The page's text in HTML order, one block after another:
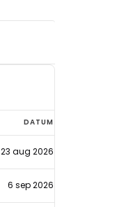
DATUM
23 aug 2026
6 sep 2026